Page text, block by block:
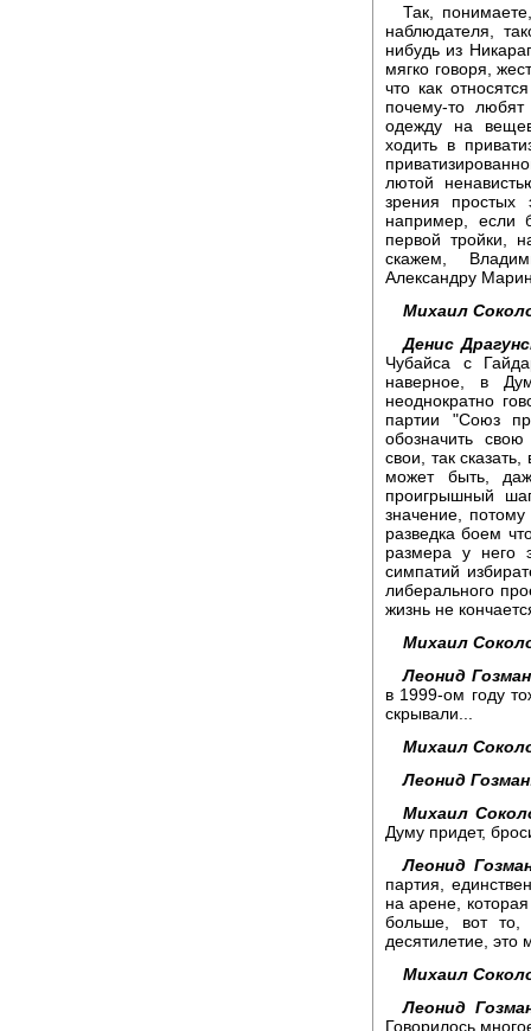
Так,
наблюдателя,
нибудь из
мягко говоря,
что как
почему-то любят
одежду на
ходить в
лютой
зрения
например, если
первой тройки,
скажем,
Александру
Михаил
Денис
Чубайса с
наверное, в
неоднократно
партии "Союз
обозначить
свои, так
может быть,
проигрышный
значение, потому
разведка боем
размера у него
симпатий
либерального
жизнь не
Михаил
Леонид
в 1999-ом году
скрывали...
Михаил
Леонид
Михаил
Думу придет,
Леонид
партия,
на арене,
больше, вот то,
десятилетие, это
Михаил
Леонид
Говорилось